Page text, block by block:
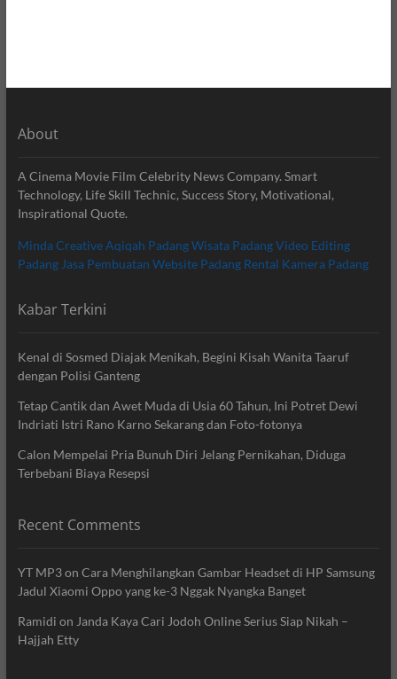
About
A Cinema Movie Film Celebrity News Company. Smart
Technology, Life Skill Technic, Success Story, Motivational,
Inspirational Quote.
Minda CreativeAqiqah PadangWisata PadangVideo Editing
Padang Jasa Pembuatan Website Padang Rental Kamera Padang
Kabar Terkini
Kenal di Sosmed Diajak Menikah, Begini Kisah Wanita Taaruf
dengan Polisi Ganteng
Tetap Cantik dan Awet Muda di Usia 60 Tahun, Ini Potret Dewi
Indriati Istri Rano Karno Sekarang dan Foto-fotonya
Calon Mempelai Pria Bunuh Diri Jelang Pernikahan, Diduga
Terbebani Biaya Resepsi
Recent Comments
YT MP3on Cara Menghilangkan Gambar Headset di HP Samsung
Jadul Xiaomi Oppo yang ke-3 Nggak Nyangka Banget
Ramidi on Janda Kaya Cari Jodoh Online Serius Siap Nikah –
Hajjah Etty